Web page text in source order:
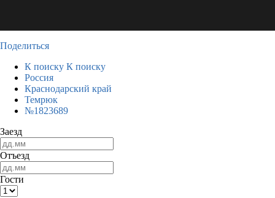
Поделиться
К поиску К поиску
Россия
Краснодарский край
Темрюк
№1823689
Заезд
Отъезд
Гости